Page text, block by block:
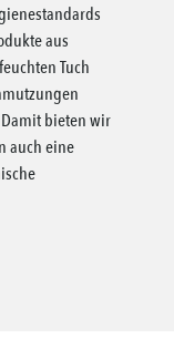
aus
Tuch
bieten wir
auch eine